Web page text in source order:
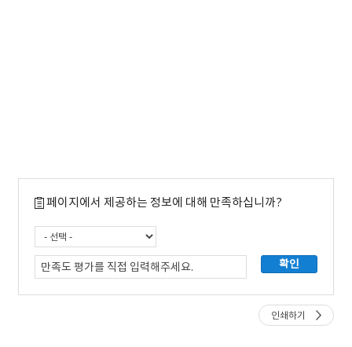
페이지에서 제공하는 정보에 대해 만족하십니까?
인쇄하기